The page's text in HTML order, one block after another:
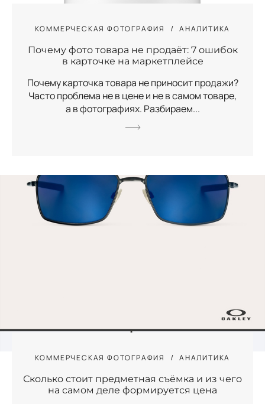
КОММЕРЧЕСКАЯ ФОТОГРАФИЯ АНАЛИТИКА
Почему фото товара не продаёт: 7 ошибок
в карточке на маркетплейсе
Почему карточка товара не приносит продажи?
Часто проблема не в цене и не в самом товаре,
а в фотографиях. Разбираем...
КОММЕРЧЕСКАЯ ФОТОГРАФИЯ АНАЛИТИКА
Сколько стоит предметная съёмка и из чего
на самом деле формируется цена